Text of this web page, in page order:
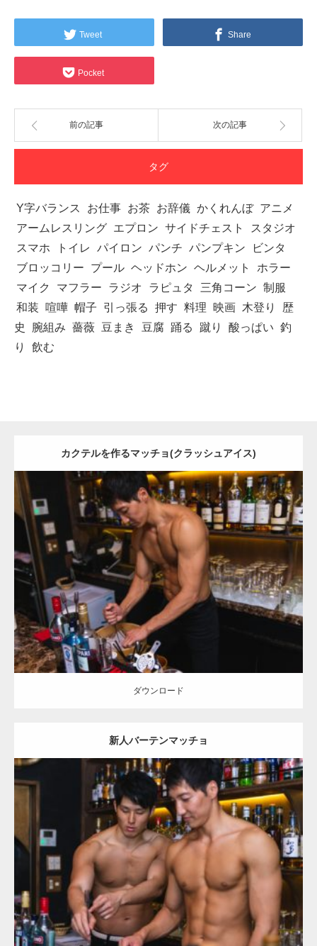
Tweet Share
Pocket
前の記事 次の記事
タグ
Y字バランス お仕事 お茶 お辞儀 かくれんぼ アニメ
アームレスリング エプロン サイドチェスト
スタジオ
スマホ
トイレ パイロン パンチ パンプキン
ビンタ
ブロッコリー
プール ヘッドホン ヘルメット
ホラー
マイク
マフラー ラジオ ラピュタ 三角コーン 制服
和装
喧嘩 帽子 引っ張る 押す 料理 映画 木登り
歴
史
腕組み 薔薇 豆まき 豆腐 踊る 蹴り 酸っぱい 釣
り
飲む
カクテルを作るマッチョ(クラッシュアイス)
Update:2021.07.1
Category:バーのマッチョ オレンジの人 AKIHITO(細マッチョ) 肩
ダウンロード
ダウンロード
新人バーテンマッチョ
Update:2021.07.8
Category:バーのマッチョ
ダウンロード